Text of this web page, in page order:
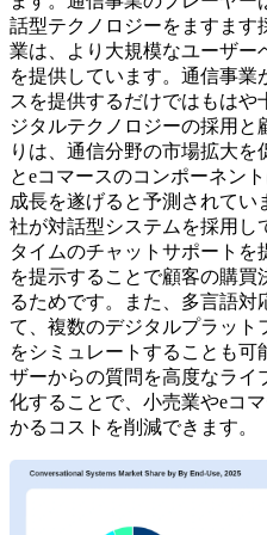
話型テクノロジーをますます
業は、より大規模なユーザー
を提供しています。通信事
スを提供するだけではもは
ジタルテクノロジーの採用と
りは、通信分野の市場拡大
とeコマースのコンポーネン
成長を遂げると予測されてい
社が対話型システムを採用し
タイムのチャットサポート
を提示することで顧客の購買
るためです。また、多言語対
て、複数のデジタルプラット
をシミュレートすることも
ザーからの質問を高度なライ
化することで、小売業やeコ
かるコストを削減できます。